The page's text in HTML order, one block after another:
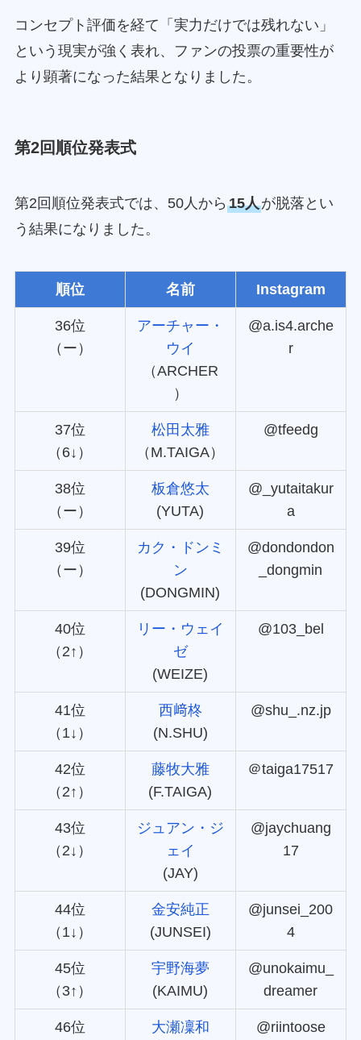
コンセプト評価を経て「実力だけでは残れない」
という現実が強く表れ、ファンの投票の重要性が
より顕著になった結果となりました。
第2回順位発表式
第2回順位発表式では、50人から 15人が脱落とい
う結果になりました。
順位 名前 Instagram
36位
（ー）
アーチャー・
ウイ
（ARCHER
）
@a.is4.arche
r
37位
（6↓）
松田太雅
（M.TAIGA）
@tfeedg
38位
（ー）
板倉悠太
(YUTA)
@_yutaitakur
a
39位
（ー）
カク・ドンミ
ン
(DONGMIN)
@dondondon
_dongmin
40位
（2↑）
リー・ウェイ
ゼ
(WEIZE)
@103_bel
41位
（1↓）
西﨑柊
(N.SHU)
@shu_.nz.jp
42位
（2↑）
藤牧大雅
(F.TAIGA)
＠taiga17517
43位
（2↓）
ジュアン・ジ
ェイ
(JAY)
@jaychuang
17
44位
（1↓）
金安純正
(JUNSEI)
@junsei_200
4
45位
（3↑）
宇野海夢
(KAIMU)
@unokaimu_
dreamer
46位
大瀬凜和
@riintoose